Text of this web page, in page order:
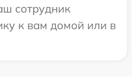
сотрудник
к вам домой или в